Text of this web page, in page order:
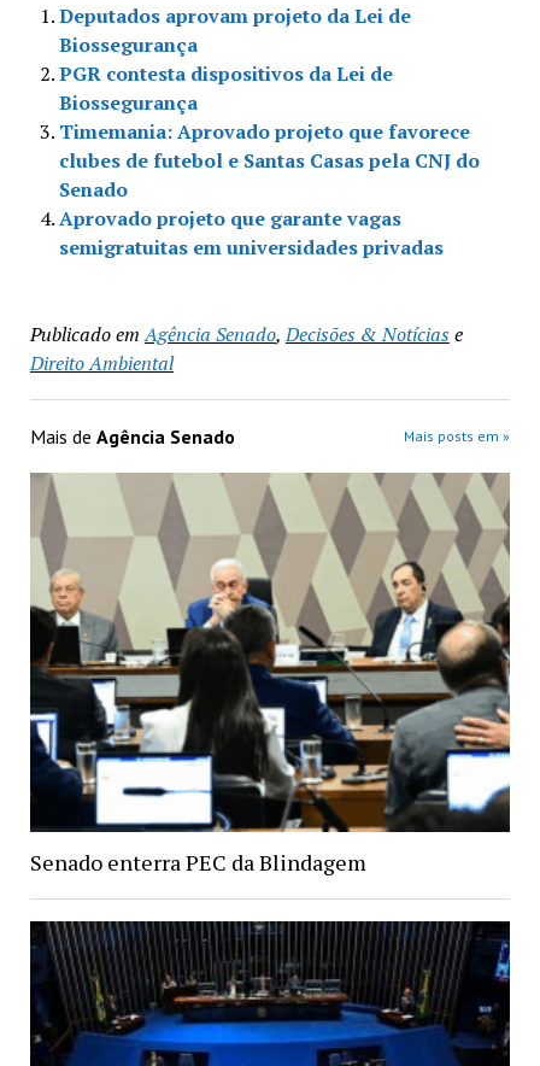
Deputados aprovam projeto da Lei de
Biossegurança
PGR contesta dispositivos da Lei de
Biossegurança
Timemania: Aprovado projeto que favorece
clubes de futebol e Santas Casas pela CNJ do
Senado
Aprovado projeto que garante vagas
semigratuitas em universidades privadas
Publicado em Agência Senado,Decisões & Notíciase
Direito Ambiental
Mais de Agência Senado Mais posts em »
Senado enterra PEC da Blindagem